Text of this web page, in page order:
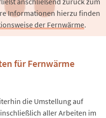
Informationen hierzu finden
der Fernwärme.
für Fernwärme
die Umstellung auf
aller Arbeiten im